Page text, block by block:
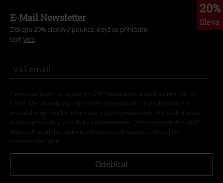
20%
Sleva
E-Mail Newsletter
Získejte 20% slevový poukaz, když se přihlásíte
teď! Více
Tímto souhlasím se zasíláním EMP Newslettru a souhlasím s tím, že
E.M.P. Merchandising mbH může zpracovávat mé osobní údaje a
pravidelně mi posílat informace o svých produktech. Mé osobní údaje
budou zpracovány v souladu s ustanoveními
Ochrana osobních údajů
Můj souhlas mohu kdykoliv odvolat na odhlašovací odkaz/link.
Unsubscribe here
Odebírat